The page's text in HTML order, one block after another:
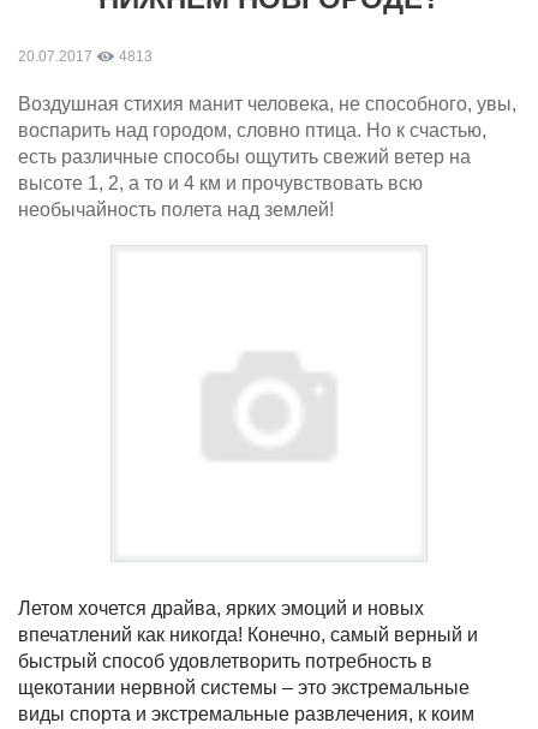
20.07.2017 4813
Воздушная стихия манит человека, не способного, увы,
воспарить над городом, словно птица. Но к счастью,
есть различные способы ощутить свежий ветер на
высоте 1, 2, а то и 4 км и прочувствовать всю
необычайность полета над землей!
Летом хочется драйва, ярких эмоций и новых
впечатлений как никогда! Конечно, самый верный и
быстрый способ удовлетворить потребность в
щекотании нервной системы – это экстремальные
виды спорта и экстремальные развлечения, к коим